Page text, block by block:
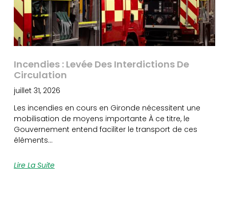
Incendies : Levée Des Interdictions De
Circulation
juillet 31, 2026
Les incendies en cours en Gironde nécessitent une
mobilisation de moyens importante À ce titre, le
Gouvernement entend faciliter le transport de ces
éléments…
Lire La Suite